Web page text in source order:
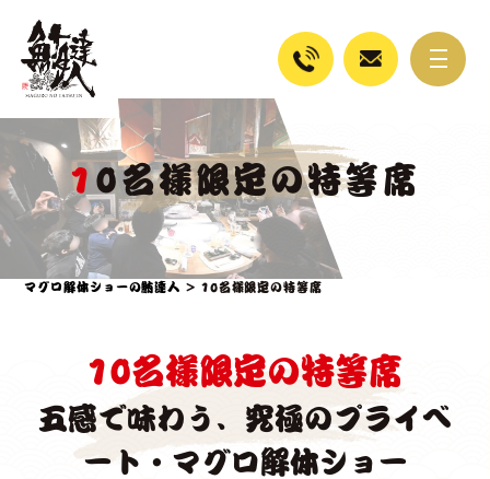
10名様限定の特等席
マグロ解体ショーの鮪達人 > 10名様限定の特等席
10名様限定の特等席
五感で味わう、究極のプライベ
ート・マグロ解体ショー